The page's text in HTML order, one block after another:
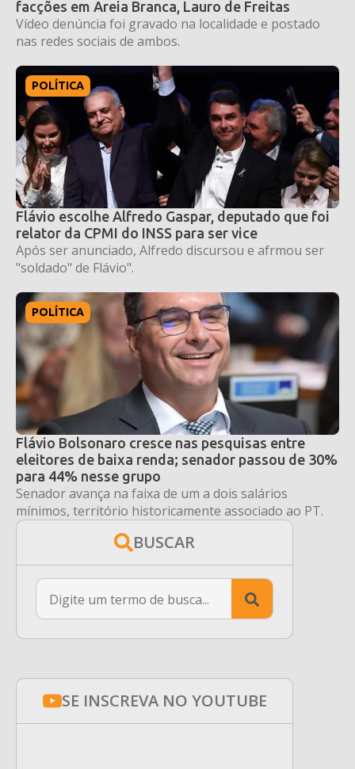
facções em Areia Branca, Lauro de Freitas
Vídeo denúncia foi gravado na localidade e postado
nas redes sociais de ambos.
POLÍTICA
Flávio escolhe Alfredo Gaspar, deputado que foi
relator da CPMI do INSS para ser vice
Após ser anunciado, Alfredo discursou e afrmou ser
"soldado" de Flávio".
POLÍTICA
Flávio Bolsonaro cresce nas pesquisas entre
eleitores de baixa renda; senador passou de 30%
para 44% nesse grupo
Senador avança na faixa de um a dois salários
mínimos, território historicamente associado ao PT.
BUSCAR
Search
for:
SE INSCREVA NO YOUTUBE